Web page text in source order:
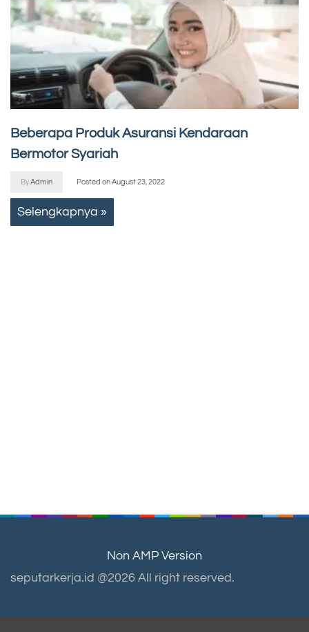
Beberapa Produk Asuransi Kendaraan
Bermotor Syariah
ByAdmin Posted onAugust 23, 2022
Selengkapnya »
Non AMP Version
seputarkerja.id @2026 All right reserved.